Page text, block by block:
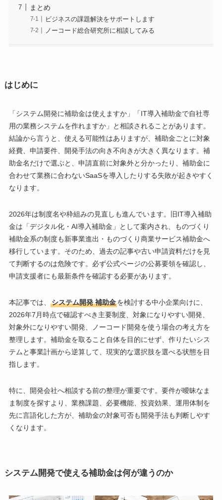
まとめ
ビジネスの課題解決をサポートします
ノーコード総合研究所に相談してみる
はじめに
「システム開発に補助金は使えますか」「IT導入補助金で自社専
用の業務システムを作れますか」と相談されることがあります。
結論から言うと、使える可能性はありますが、補助金ごとに対象
経費、申請要件、開発手法の向き不向きが大きく異なります。補
助金名だけで選ぶと、申請直前に対象外と分かったり、補助金に
合わせて業務に合わないSaaSを導入したりする失敗が起きやすく
なります。
2026年は制度名や枠組みの見直しも進んでいます。旧IT導入補助
金は「デジタル化・AI導入補助金」として案内され、ものづくり
補助金系の制度も新事業進出・ものづくり商業サービス補助金へ
移行しています。そのため、過去の記事や古い申請資料だけを見
て判断するのは危険です。必ず公式ページの公募要領を確認し、
申請支援者にも最新条件を確認する必要があります。
本記事では、 システム開発 補助金を検討する中小企業向けに、
2026年7月時点で確認すべき主要制度、対象になりやすい開発、
対象外になりやすい開発、ノーコード開発を使う場合の考え方を
整理します。補助金を取ること自体を目的にせず、作りたいシス
テムと事業計画から逆算して、現実的な選択肢を選べる状態を目
指します。
特に、開発会社へ相談する前の整理が重要です。要件が曖昧なま
ま制度を探すより、業務課題、必要機能、投資効果、運用体制を
先に言語化した方が、補助金の対象可否も開発手法も判断しやす
くなります。
システム開発で使える補助金は何が違うのか